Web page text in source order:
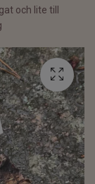
och lite till